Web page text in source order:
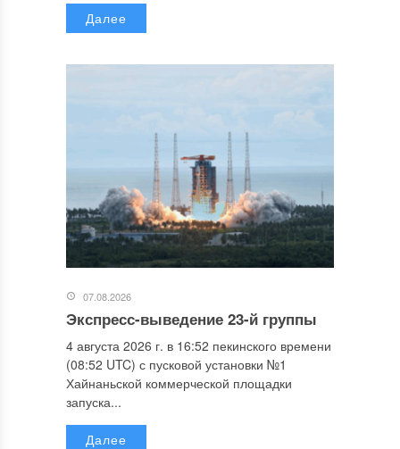
Далее
07.08.2026
Экспресс-выведение 23-й группы
4 августа 2026 г. в 16:52 пекинского времени
(08:52 UTC) с пусковой установки №1
Хайнаньской коммерческой площадки
запуска...
Далее